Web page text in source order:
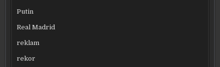
Putin
Real Madrid
reklam
rekor